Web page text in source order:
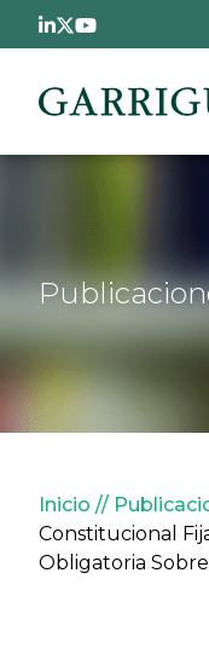
Pasar al contenido
Inicio
Constitucional
Obligatoria